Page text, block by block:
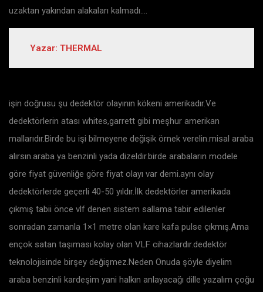
uzaktan yakından alakaları kalmadı….
Yazar: THERMAL
işin doğrusu şu dedektör olayının kökeni amerikadır.Ve
dedektörlerin atası whites,garrett gibi meşhur amerikan
mallarıdır.Birde bu işi bilmeyene değişik örnek verelin.misal araba
alırsın.araba ya benzinli yada dizeldir.birde arabaların modele
göre fiyat güvenliğe göre fiyat olayı var demi.aynı olay
dedektörlerde geçerli 40-50 yıldır.İlk dedektörler amerikada
çıkmış tabii önce vlf denen sistem sallama tabir edilenler
sonradan zamanla 1×1 metre olan kare kafa pulse çıkmış.Ama
ençok satan taşıması kolay olan VLF cihazlardır.dedektör
teknolojisinde birşey değişmez.Neden Onuda şöyle diyelim
araba benzinli kardeşim yani halkın anlayacağı dille yazalım çoğu